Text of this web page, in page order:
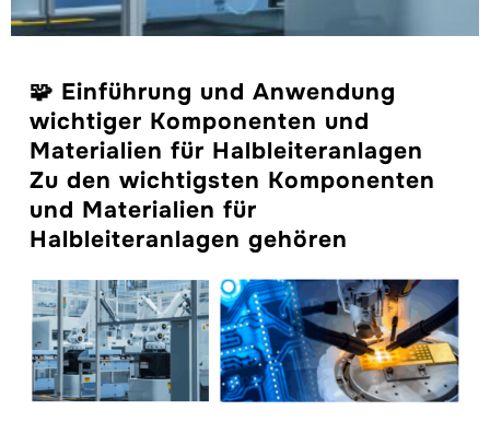
🧩 Einführung und Anwendung
wichtiger Komponenten und
Materialien für Halbleiteranlagen
Zu den wichtigsten Komponenten
und Materialien für
Halbleiteranlagen gehören